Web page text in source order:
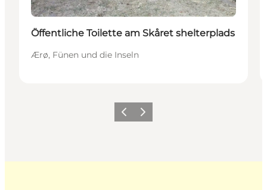
Öffentliche Toilette am Skåret shelterplads
Ærø, Fünen und die Inseln
ZurückWeiter